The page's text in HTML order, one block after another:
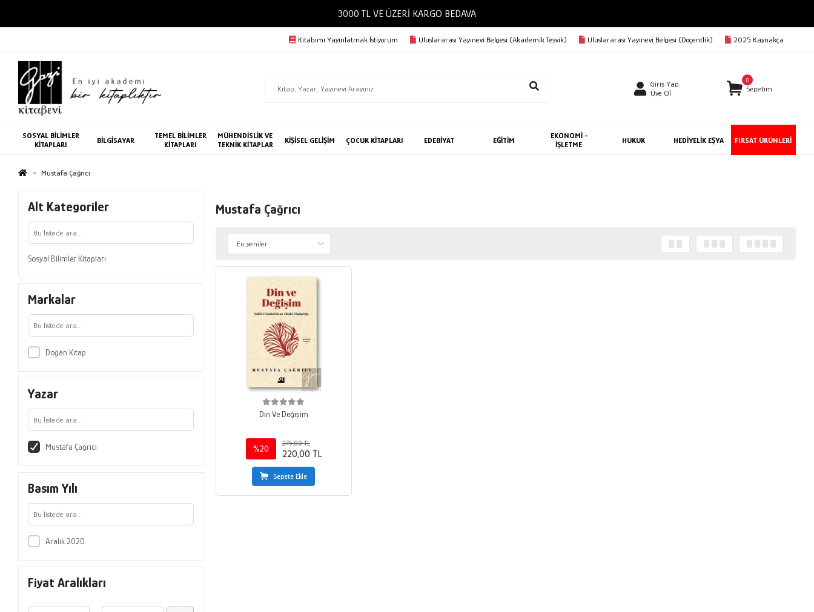
3000 TL VE ÜZERİ KARGO BEDAVA
Kitabımı Yayınlatmak İstiyorum Uluslararası Yayınevi Belgesi (Akademik Teşvik) Uluslararası Yayınevi Belgesi (Doçentlik) 2025 Kaynakça
Giriş Yap
Üye Ol
0
Sepetim
SOSYAL BİLİMLER
KİTAPLARI
BİLGİSAYAR
TEMEL BİLİMLER
KİTAPLARI
MÜHENDİSLİK VE
TEKNİK KİTAPLAR
KİŞİSEL GELİŞİM ÇOCUK KİTAPLARI EDEBİYAT EĞİTİM
EKONOMİ -
İŞLETME
HUKUK HEDİYELİK EŞYA FIRSAT ÜRÜNLERİ
Mustafa Çağrıcı
Alt Kategoriler
Sosyal Bilimler Kitapları
Markalar
Doğan Kitap
Yazar
Mustafa Çağrıcı
Basım Yılı
Aralık 2020
Fiyat Aralıkları
Mustafa Çağrıcı
Din Ve Değişim
%20
275,00 TL
220,00 TL
Sepete Ekle